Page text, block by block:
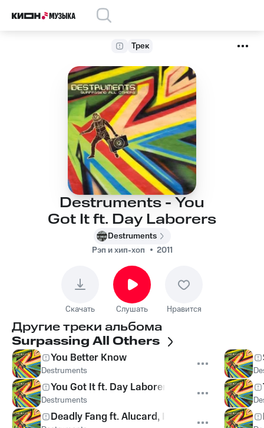
Трек
Destruments - You
Got It ft. Day Laborers
Destruments
Рэп и хип-хоп
2011
Скачать Слушать Нравится
Другие треки альбома
Surpassing All Others
You Better Know
Destruments
You Got It ft. Day Laborers
Destruments
Deadly Fang ft. Alucard, Ide, Killah Priest